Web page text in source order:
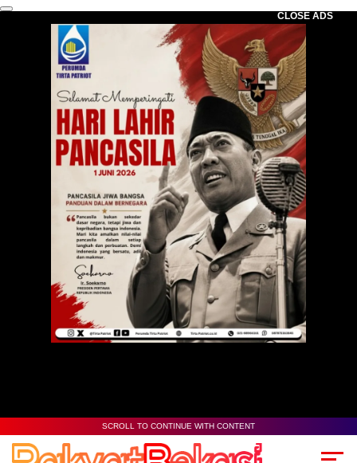
CLOSE ADS
SCROLL TO CONTINUE WITH CONTENT